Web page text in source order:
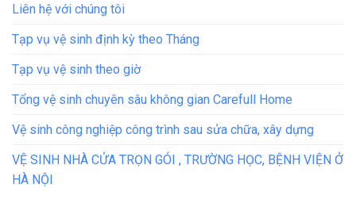
Liên hệ với chúng tôi
Tạp vụ vệ sinh định kỳ theo Tháng
Tạp vụ vệ sinh theo giờ
Tổng vệ sinh chuyên sâu không gian Carefull Home
Vệ sinh công nghiệp công trình sau sửa chữa, xây dựng
VỆ SINH NHÀ CỬA TRỌN GÓI , TRƯỜNG HỌC, BỆNH VIỆN Ở
HÀ NỘI